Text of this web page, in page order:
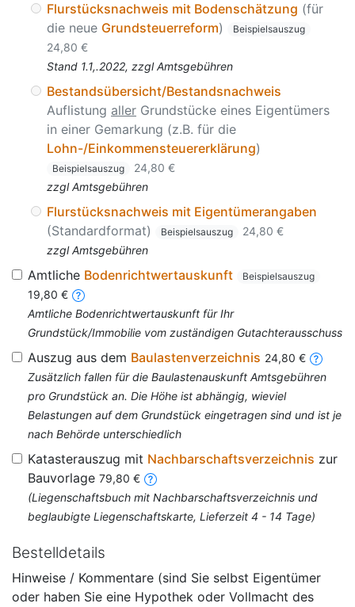
Flurstücksnachweis mit Bodenschätzung (für
die neue Grundsteuerreform) Beispielsauszug
24,80 €
Stand 1.1,.2022, zzgl Amtsgebühren
Bestandsübersicht/Bestandsnachweis
Auflistung aller Grundstücke eines Eigentümers
in einer Gemarkung (z.B. für die
Lohn-/Einkommensteuererklärung)
Beispielsauszug
24,80 €
zzgl Amtsgebühren
Flurstücksnachweis mit Eigentümerangaben
(Standardformat)
Beispielsauszug
24,80 €
zzgl Amtsgebühren
Amtliche Bodenrichtwertauskunft Beispielsauszug
19,80 €
Amtliche Bodenrichtwertauskunft für Ihr
Grundstück/Immobilie vom zuständigen Gutachterausschuss
Auszug aus dem Baulastenverzeichnis 24,80 €
Zusätzlich fallen für die Baulastenauskunft Amtsgebühren
pro Grundstück an. Die Höhe ist abhängig, wieviel
Belastungen auf dem Grundstück eingetragen sind und ist je
nach Behörde unterschiedlich
Katasterauszug mit Nachbarschaftsverzeichnis zur
Bauvorlage 79,80 €
(Liegenschaftsbuch mit Nachbarschaftsverzeichnis und
beglaubigte Liegenschaftskarte, Lieferzeit 4 - 14 Tage)
Bestelldetails
Hinweise / Kommentare (sind Sie selbst Eigentümer
oder haben Sie eine Hypothek oder Vollmacht des